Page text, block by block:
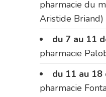
pharmacie du
Aristide Briand)
du 7 au 11
pharmacie
du 11 au
pharmacie